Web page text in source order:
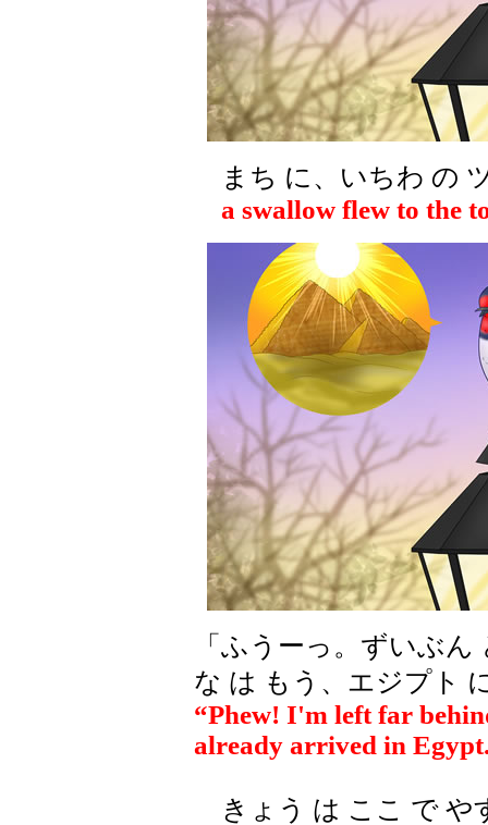
まち に、いちわ の
a swallow flew to the
「ふうーっ。ずいぶ
な は もう、エジプト
“Phew! I'm left far
already arrived in
きょう は ここ で や